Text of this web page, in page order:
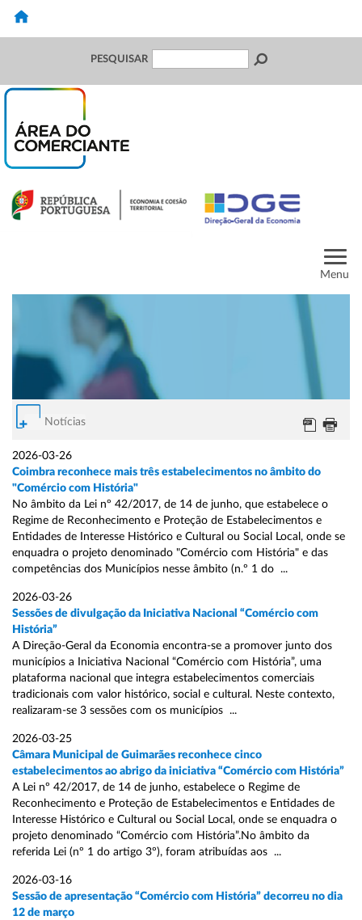
PESQUISAR
Menu
Notícias
2026-03-26
Coimbra reconhece mais três estabelecimentos no âmbito do
"Comércio com História"
No âmbito da Lei nº 42/2017, de 14 de junho, que estabelece o
Regime de Reconhecimento e Proteção de Estabelecimentos e
Entidades de Interesse Histórico e Cultural ou Social Local, onde se
enquadra o projeto denominado "Comércio com História" e das
competências dos Municípios nesse âmbito (n.º 1 do ...
2026-03-26
Sessões de divulgação da Iniciativa Nacional “Comércio com
História”
A Direção-Geral da Economia encontra-se a promover junto dos
municípios a Iniciativa Nacional “Comércio com História”, uma
plataforma nacional que integra estabelecimentos comerciais
tradicionais com valor histórico, social e cultural. Neste contexto,
realizaram-se 3 sessões com os municípios ...
2026-03-25
Câmara Municipal de Guimarães reconhece cinco
estabelecimentos ao abrigo da iniciativa “Comércio com História”
A Lei nº 42/2017, de 14 de junho, estabelece o Regime de
Reconhecimento e Proteção de Estabelecimentos e Entidades de
Interesse Histórico e Cultural ou Social Local, onde se enquadra o
projeto denominado “Comércio com História”.No âmbito da
referida Lei (nº 1 do artigo 3º), foram atribuídas aos ...
2026-03-16
Sessão de apresentação “Comércio com História” decorreu no dia
12 de março